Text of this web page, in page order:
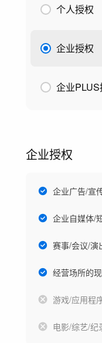
个人授权
企业授权
企业PLUS
企业授权
企业广告/宣
企业自媒体/
赛事/会议/演
经营场所的
游戏/应用程
电影/综艺/纪